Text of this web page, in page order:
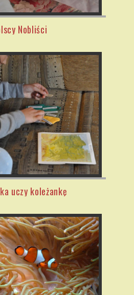
Nobliści
uczy koleżankę